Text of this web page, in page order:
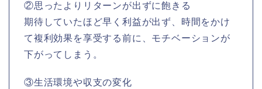
②思ったよりリターンが出ずに飽きる
期待していたほど早く利益が出ず、時間をかけ
て複利効果を享受する前に、モチベーションが
下がってしまう。
③生活環境や収支の変化